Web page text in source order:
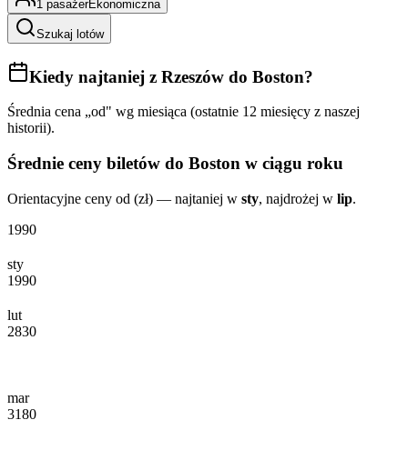
1 pasażerEkonomiczna
Szukaj lotów
Kiedy najtaniej z Rzeszów do Boston?
Średnia cena „od" wg miesiąca (ostatnie 12 miesięcy z naszej
historii).
Średnie ceny biletów do Boston w ciągu roku
Orientacyjne ceny od (zł) — najtaniej w sty, najdrożej w lip.
1990
sty
1990
lut
2830
mar
3180